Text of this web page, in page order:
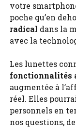
votre
poche qu’en
radical dans la
avec la
Les lunettes
fonctionnalités
augmentée à
réel. Elles
personnels en
nos questions,